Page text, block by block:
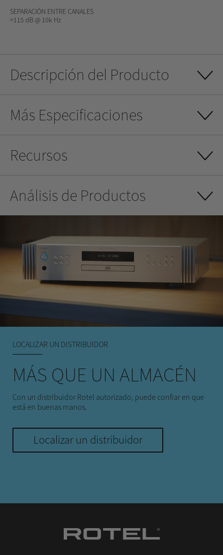
SEPARACIÓN ENTRE CANALES
>115 dB @ 10k Hz
Descripción del Producto
Más Especificaciones
Recursos
Análisis de Productos
LOCALIZAR UN DISTRIBUIDOR
MÁS QUE UN ALMACÉN
Con un distribuidor Rotel autorizado, puede confiar en que
está en buenas manos.
Localizar un distribuidor